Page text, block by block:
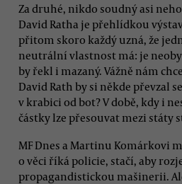
Za druhé, nikdo soudný asi
David Ratha je přehlídkou
přitom skoro každý uzná, že
neutrální vlastnost má: je
by řekl i mazaný. Vážně nám
David Rath by si někde převzal
v krabici od bot? V době, kdy i
částky lze přesouvat mezi státy
MF Dnes a Martinu Komárkovi
o věci říká policie, stačí, aby
propagandistickou mašinerii.